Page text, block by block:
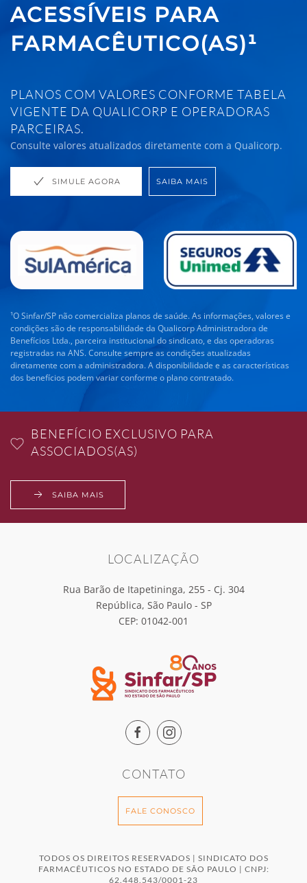
ACESSÍVEIS PARA
FARMACÊUTICO(AS)¹
PLANOS COM VALORES CONFORME TABELA
VIGENTE DA QUALICORP E OPERADORAS
PARCEIRAS.
Consulte valores atualizados diretamente com a Qualicorp.
SIMULE AGORA SAIBA MAIS
¹O Sinfar/SP não comercializa planos de saúde. As informações, valores e
condições são de responsabilidade da Qualicorp Administradora de
Benefícios Ltda., parceira institucional do sindicato, e das operadoras
registradas na ANS. Consulte sempre as condições atualizadas
diretamente com a administradora. A disponibilidade e as características
dos benefícios podem variar conforme o plano contratado.
BENEFÍCIO EXCLUSIVO PARA
ASSOCIADOS(AS)
SAIBA MAIS
LOCALIZAÇÃO
Rua Barão de Itapetininga, 255 - Cj. 304
República, São Paulo - SP
CEP: 01042-001
CONTATO
FALE CONOSCO
TODOS OS DIREITOS RESERVADOS | SINDICATO DOS
FARMACÊUTICOS NO ESTADO DE SÃO PAULO | CNPJ:
62.448.543/0001-23